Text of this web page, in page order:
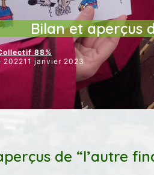
ENVIRONNEMENT
Bilan et aperçus
88%
202211 janvier 2023
de “l’autre